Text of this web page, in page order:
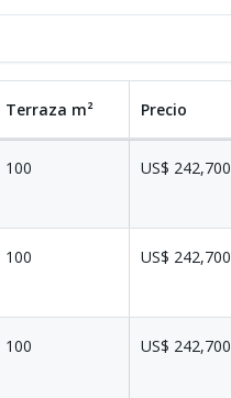
Terraza m² Precio
100 US$ 242,700
100 US$ 242,700
100 US$ 242,700